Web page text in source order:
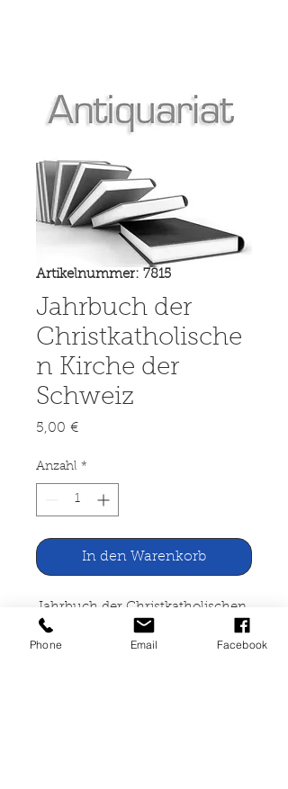
Artikelnummer: 7815
Jahrbuch der
Christkatholische
n Kirche der
Schweiz
5,00 €Preis
Anzahl *
In den Warenkorb
Jahrbuch der Christkatholischen
Kirche der Schweiz 1976
Phone Email Facebook